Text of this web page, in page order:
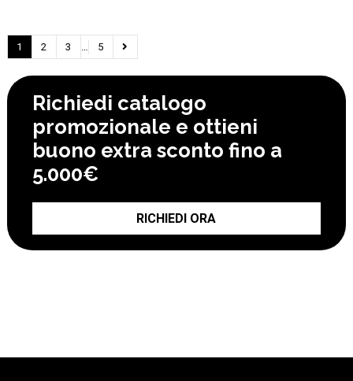
1 2 3 5
Richiedi catalogo
promozionale e ottieni
buono extra sconto fino a
5.000€
RICHIEDI ORA